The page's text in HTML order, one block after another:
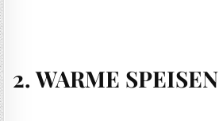
2. WARME SPEISEN